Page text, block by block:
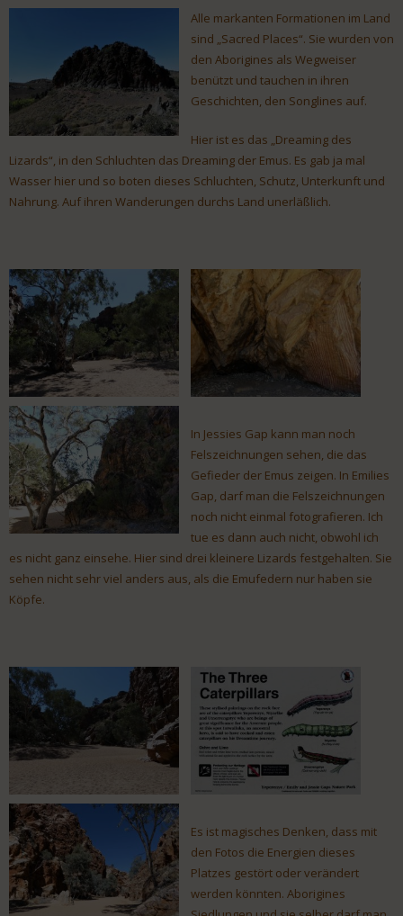
Alle markanten Formationen im Land
sind „Sacred Places“. Sie wurden von
den Aborigines als Wegweiser
benützt und tauchen in ihren
Geschichten, den Songlines auf.
Hier ist es das „Dreaming des
Lizards“, in den Schluchten das Dreaming der Emus. Es gab ja mal
Wasser hier und so boten dieses Schluchten, Schutz, Unterkunft und
Nahrung. Auf ihren Wanderungen durchs Land unerläßlich.
In Jessies Gap kann man noch
Felszeichnungen sehen, die das
Gefieder der Emus zeigen. In Emilies
Gap, darf man die Felszeichnungen
noch nicht einmal fotografieren. Ich
tue es dann auch nicht, obwohl ich
es nicht ganz einsehe. Hier sind drei kleinere Lizards festgehalten. Sie
sehen nicht sehr viel anders aus, als die Emufedern nur haben sie
Köpfe.
Es ist magisches Denken, dass mit
den Fotos die Energien dieses
Platzes gestört oder verändert
werden könnten. Aborigines